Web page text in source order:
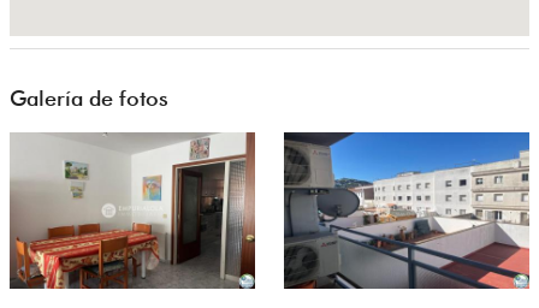
Galería de fotos